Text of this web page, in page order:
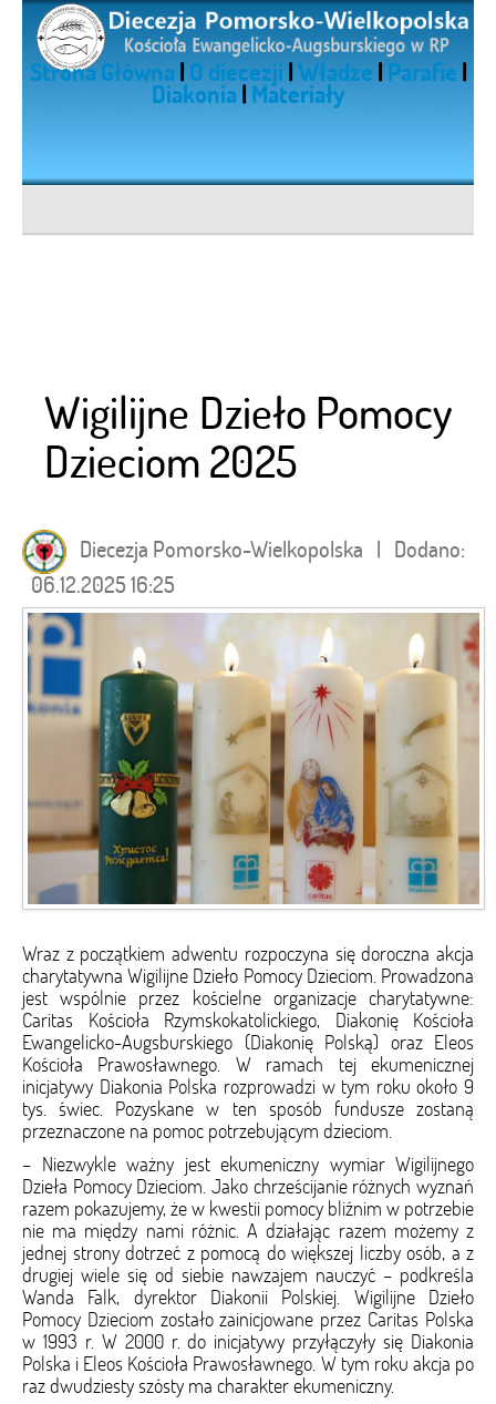
Strona Główna | O diecezji |Władze | Parafie |
Diakonia | Materiały
Wigilijne Dzieło Pomocy
Dzieciom 2025
Diecezja Pomorsko-Wielkopolska | Dodano:
06.12.2025 16:25
Wraz z początkiem adwentu rozpoczyna się doroczna akcja
charytatywna Wigilijne Dzieło Pomocy Dzieciom. Prowadzona
jest wspólnie przez kościelne organizacje charytatywne:
Caritas Kościoła Rzymskokatolickiego, Diakonię Kościoła
Ewangelicko-Augsburskiego (Diakonię Polską) oraz Eleos
Kościoła Prawosławnego. W ramach tej ekumenicznej
inicjatywy Diakonia Polska rozprowadzi w tym roku około 9
tys. świec. Pozyskane w ten sposób fundusze zostaną
przeznaczone na pomoc potrzebującym dzieciom.
– Niezwykle ważny jest ekumeniczny wymiar Wigilijnego
Dzieła Pomocy Dzieciom. Jako chrześcijanie różnych wyznań
razem pokazujemy, że w kwestii pomocy bliźnim w potrzebie
nie ma między nami różnic. A działając razem możemy z
jednej strony dotrzeć z pomocą do większej liczby osób, a z
drugiej wiele się od siebie nawzajem nauczyć – podkreśla
Wanda Falk, dyrektor Diakonii Polskiej. Wigilijne Dzieło
Pomocy Dzieciom zostało zainicjowane przez Caritas Polska
w 1993 r. W 2000 r. do inicjatywy przyłączyły się Diakonia
Polska i Eleos Kościoła Prawosławnego. W tym roku akcja po
raz dwudziesty szósty ma charakter ekumeniczny.